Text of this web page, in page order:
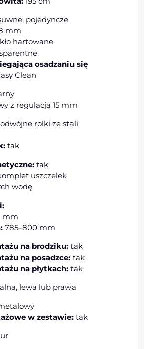
pojedyncze
mm
hartowane
osadzaniu się
Clean
z regulacją 15 mm
rolki ze stali
tak
tak
uszczelek
wodę
mm
785–800 mm
na brodziku:tak
na posadzce:tak
na płytkach: tak
lewa lub prawa
w zestawie: tak